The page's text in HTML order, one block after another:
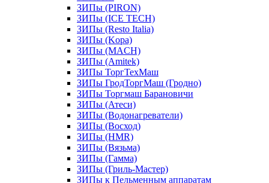
ЗИПы (PIRON)
ЗИПы (ICE TECH)
ЗИПы (Resto Italia)
ЗИПы (Kopa)
ЗИПы (MACH)
ЗИПы (Amitek)
ЗИПы ТоргТехМаш
ЗИПы ГродТоргМаш (Гродно)
ЗИПы Торгмаш Барановичи
ЗИПы (Атеси)
ЗИПы (Водонагреватели)
ЗИПы (Восход)
ЗИПы (HMR)
ЗИПы (Вязьма)
ЗИПы (Гамма)
ЗИПы (Гриль-Мастер)
ЗИПы к Пельменным аппаратам